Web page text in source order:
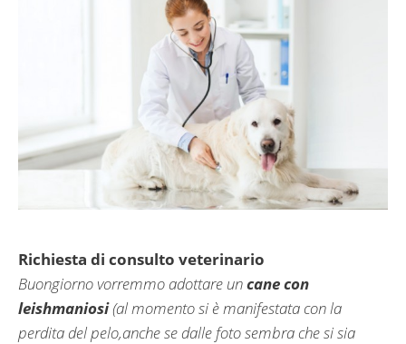
Richiesta di consulto veterinario
Buongiorno vorremmo adottare uncane con
leishmaniosi(al momento si è manifestata con la
perdita del pelo,anche se dalle foto sembra che si sia